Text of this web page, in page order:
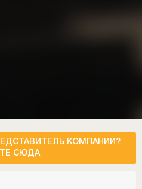
КОМПАНИИ?
СЮДА